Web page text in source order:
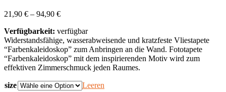
21,90 € – 94,90 €
Verfügbarkeit: verfügbar
Widerstandsfähige, wasserabweisende und kratzfeste Vliestapete
“Farbenkaleidoskop” zum Anbringen an die Wand. Fototapete
“Farbenkaleidoskop” mit dem inspirierenden Motiv wird zum
effektiven Zimmerschmuck jeden Raumes.
size Leeren